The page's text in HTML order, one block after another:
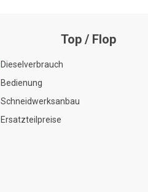
Top / Flop
Dieselverbrauch
Bedienung
Schneidwerksanbau
Ersatzteilpreise